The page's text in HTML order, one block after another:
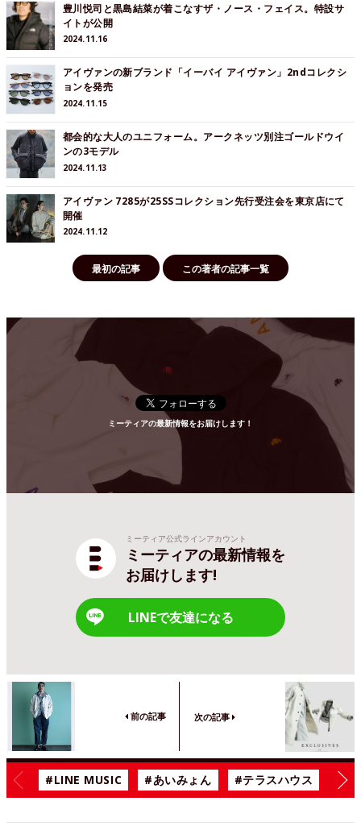
豊川悦司と黒島結菜が着こなすザ・ノース・フェイス。特設サ
イトが公開
2024.11.16
アイヴァンの新ブランド「イーバイ アイヴァン」2ndコレクシ
ョンを発売
2024.11.15
都会的な大人のユニフォーム。アークネッツ別注ゴールドウイ
ンの3モデル
2024.11.13
アイヴァン 7285が25SSコレクション先行受注会を東京店にて
開催
2024.11.12
最初の記事 この著者の記事一覧
ミーティアの最新情報をお届けします！
ミーティア公式ラインアカウント
ミーティアの最新情報を
お届けします!
LINEで友達になる
前の記事 次の記事
#LINE MUSIC #あいみょん #テラスハウス #漫